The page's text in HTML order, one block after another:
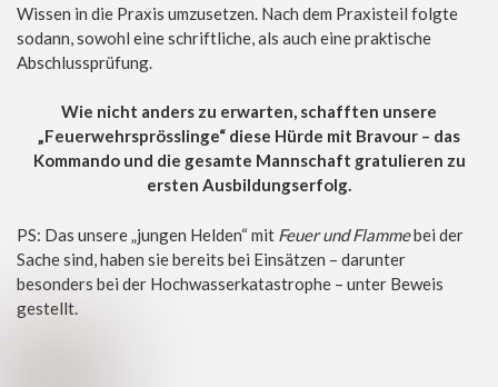
Wissen in die Praxis umzusetzen. Nach dem Praxisteil folgte
sodann, sowohl eine schriftliche, als auch eine praktische
Abschlussprüfung.
Wie nicht anders zu erwarten, schafften unsere
„Feuerwehrsprösslinge“ diese Hürde mit Bravour – das
Kommando und die gesamte Mannschaft gratulieren zu
ersten Ausbildungserfolg.
PS: Das unsere „jungen Helden“ mit Feuer und Flammebei der
Sache sind, haben sie bereits bei Einsätzen – darunter
besonders bei der Hochwasserkatastrophe – unter Beweis
gestellt.